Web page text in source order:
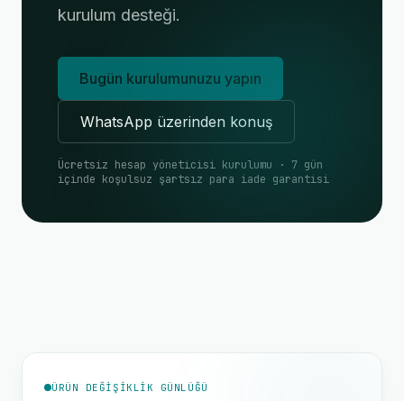
kurulum desteği.
Bugün kurulumunuzu yapın
WhatsApp üzerinden konuş
Ücretsiz hesap yöneticisi kurulumu · 7 gün
içinde koşulsuz şartsız para iade garantisi
ÜRÜN DEĞIŞIKLIK GÜNLÜĞÜ